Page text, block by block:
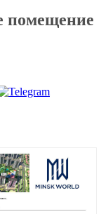
помещение